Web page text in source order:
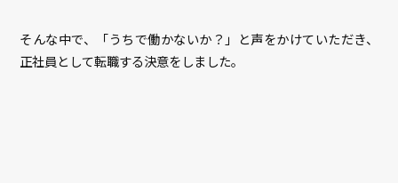
そんな中で、「うちで働かないか？」と声をかけていただき、
正社員として転職する決意をしました。